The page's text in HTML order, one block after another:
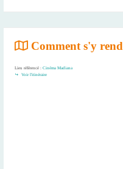
Comment s'y
Lieu référencé : Cinéma Madiana
Voir l'itinéraire